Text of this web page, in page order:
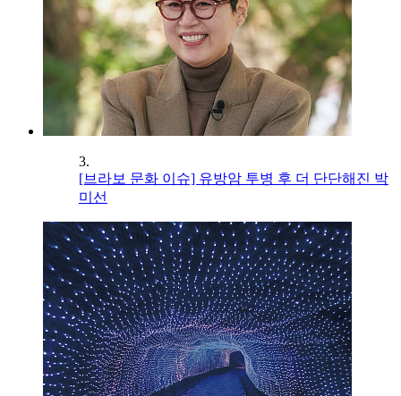
3.
[브라보 문화 이슈] 유방암 투병 후 더 단단해진 박
미선